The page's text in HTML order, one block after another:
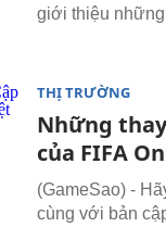
giới thiệu
THỊ TRƯỜNG
Những
của FIFA
(GameSao) -
cùng với bản